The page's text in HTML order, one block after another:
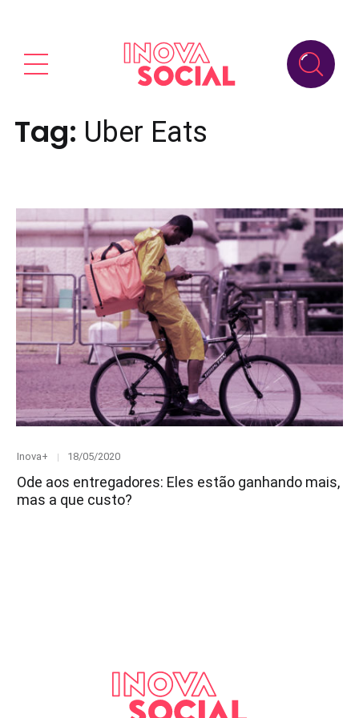
Tag: Uber Eats
Category
Inova+
Posted
18/05/2020
Ode aos entregadores: Eles estão ganhando mais,
mas a que custo?